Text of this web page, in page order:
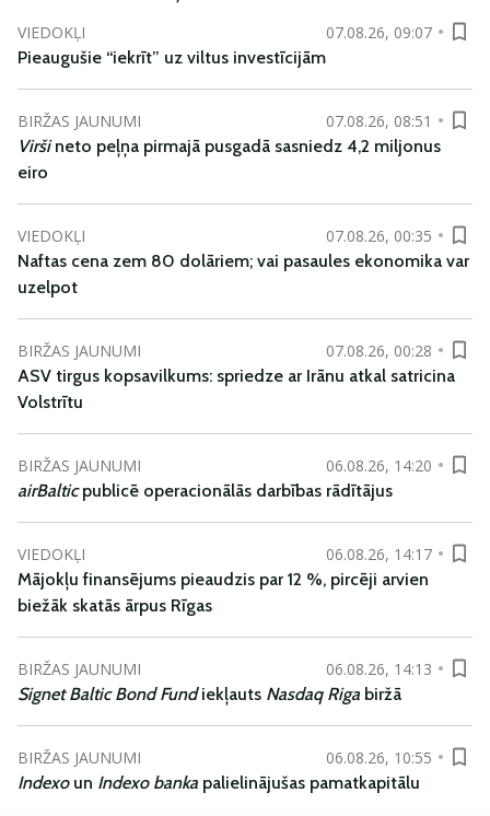
VIEDOKĻI
07.08.26, 09:07
Pieaugušie “iekrīt” uz viltus investīcijām
BIRŽAS JAUNUMI
07.08.26, 08:51
Viršineto peļņa pirmajā pusgadā sasniedz 4,2 miljonus
eiro
VIEDOKĻI
07.08.26, 00:35
Naftas cena zem 80 dolāriem; vai pasaules ekonomika var
uzelpot
BIRŽAS JAUNUMI
07.08.26, 00:28
ASV tirgus kopsavilkums: spriedze ar Irānu atkal satricina
Volstrītu
BIRŽAS JAUNUMI
06.08.26, 14:20
airBalticpublicē operacionālās darbības rādītājus
VIEDOKĻI
06.08.26, 14:17
Mājokļu finansējums pieaudzis par 12 %, pircēji arvien
biežāk skatās ārpus Rīgas
BIRŽAS JAUNUMI
06.08.26, 14:13
Signet Baltic Bond Fundiekļauts Nasdaq Riga biržā
BIRŽAS JAUNUMI
06.08.26, 10:55
Indexoun Indexo banka palielinājušas pamatkapitālu